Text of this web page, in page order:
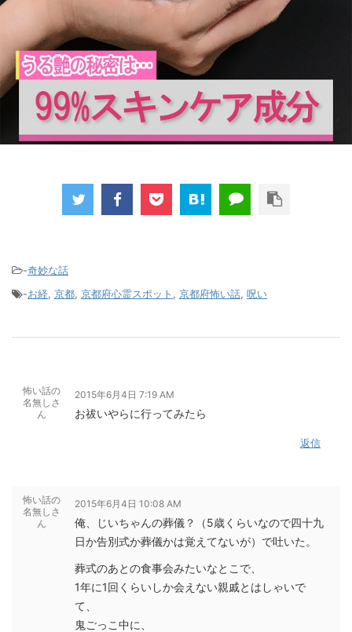
-奇妙な話
-お経, 京都, 京都府心霊スポット , 京都府怖い話, 呪い
怖い話の
名無しさ
ん
2015年6月4日 7:19 AM
お祓いやらに行ってみたら
返信
怖い話の
名無しさ
ん
2015年6月4日 10:08 AM
俺、じいちゃんの葬儀？（5歳くらいなので四十九
日か告別式か葬儀かは覚えてないが）で吐いた。
葬式のあとの食事会みたいなとこで、
1年に1回くらいしか会えない親戚とはしゃいで
て、
鬼ごっこ中に、